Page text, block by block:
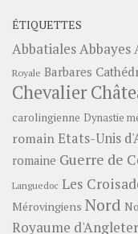
ÉTIQUETTES
AbbatialesAbbayes
Royale Barbares
Chevalier
carolingienne Dynastie
romainEtats-Unis
romaine Guerre de
Languedoc Les
Mérovingiens Nord
Royaume